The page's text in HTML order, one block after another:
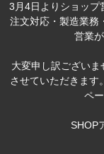
3月4日よりショップ
注文対応・製造業務
営業
大変申し訳ござい
させていただきます
ペ
SHOP